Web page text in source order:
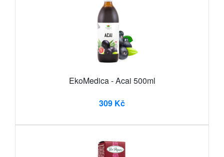
EkoMedica - Acai 500ml
309 Kč